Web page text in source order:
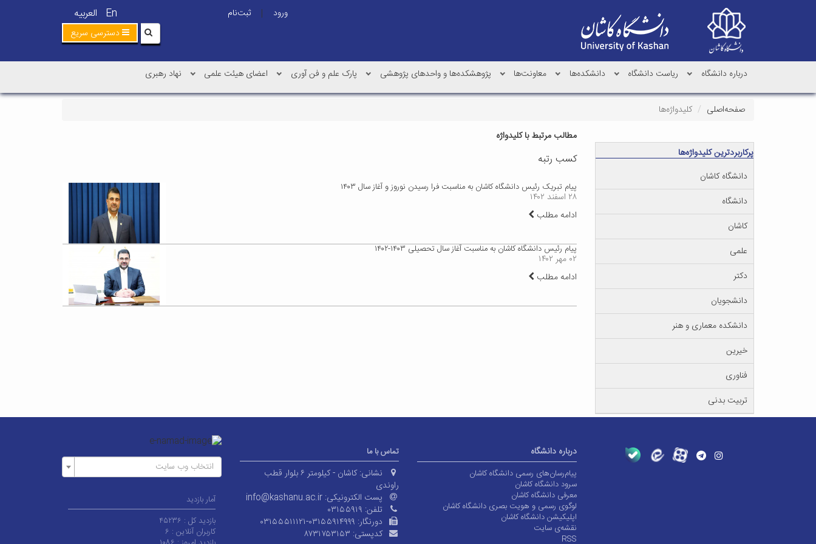
En العربیه ورود |
ثبت‌نام
دسترسی سریع
درباره دانشگاه ریاست دانشگاه دانشکده‌ها معاونت‌ها پژوهشکده‌ها و واحدهای پژوهشی پارک علم و فن آوری اعضای هیئت علمی نهاد رهبری
صفحه‌اصلی
کلیدواژه‌ها
مطالب مرتبط با کلیدواژه
کسب رتبه
پیام تبریک رئیس دانشگاه کاشان به مناسبت فرا رسیدن نوروز و آغاز سال ۱۴۰۳
۲۸ اسفند ۱۴۰۲
ادامه مطلب
پیام رئیس دانشگاه کاشان به مناسبت آغاز سال تحصیلی ۱۴۰۳-۱۴۰۲
۰۲ مهر ۱۴۰۲
ادامه مطلب
پرکاربردترین کلیدواژه‌ها
دانشگاه کاشان
دانشگاه
کاشان
علمی
دکتر
دانشجویان
دانشکده معماری و هنر
خیرین
فناوری
تربیت بدنی
درباره دانشگاه
پیام‌رسان‌های رسمی دانشگاه کاشان
سرود دانشگاه کاشان
معرفی دانشگاه کاشان
لوگوی رسمی و هویت بصری دانشگاه کاشان
اپلیکیشن دانشگاه کاشان
نقشه‌ی سایت
RSS
تماس با ما
نشانی:
کاشان - کیلومتر ۶ بلوار قطب
راوندی
پست الکترونیکی: info@kashanu.ac.ir
تلفن: ۰۳۱۵۵۹۱۹
دورنگار: ۰۳۱۵۵۵۱۱۱۲۱-۰۳۱۵۵۹۱۴۹۹۹
کدپستی: ۸۷۳۱۷۵۳۱۵۳
انتخاب وب سایت
آمار بازدید
بازدید کل : ۴۵۲۳۶
کاربران آنلاین : ۶